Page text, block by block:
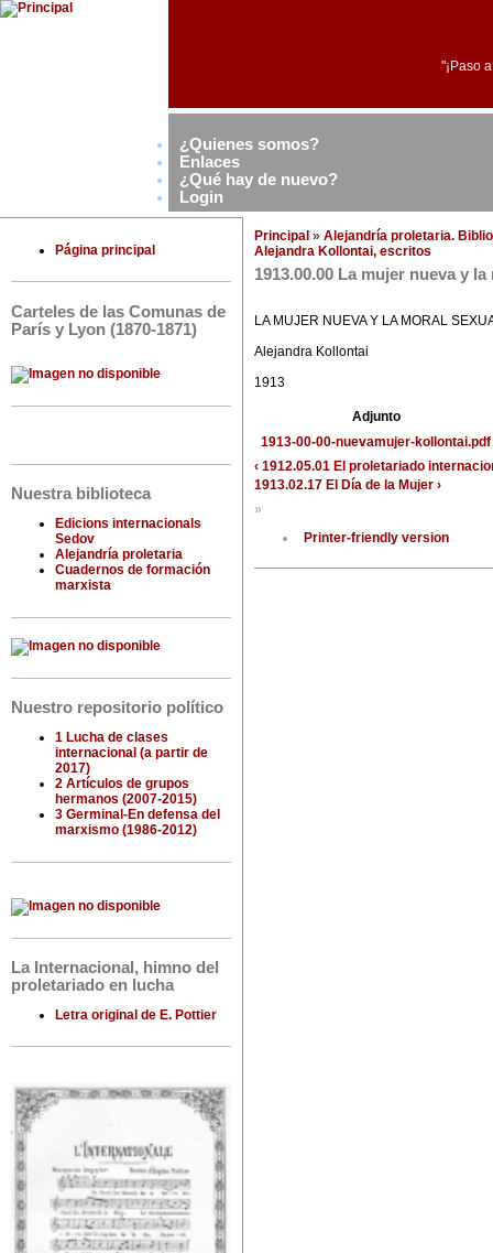
"¡Paso
¿Quienes somos?
Enlaces
¿Qué hay de nuevo?
Login
Página principal
Carteles de las Comunas de
París y Lyon (1870-1871)
Nuestra biblioteca
Edicions internacionals
Sedov
Alejandría proletaria
Cuadernos de formación
marxista
Nuestro repositorio político
1 Lucha de clases
internacional (a partir de
2017)
2 Artículos de grupos
hermanos (2007-2015)
3 Germinal-En defensa del
marxismo (1986-2012)
La Internacional, himno del
proletariado en lucha
Letra original de E. Pottier
Principal » Alejandría proletaria.
Alejandra Kollontai, escritos
1913.00.00 La mujer nueva y
LA MUJER NUEVA Y LA MORAL
Alejandra Kollontai
1913
Adjunto
1913-00-00-nuevamujer-kollontai.pdf
‹ 1912.05.01 El proletariado
1913.02.17 El Día de la Mujer ›
»
Printer-friendly version